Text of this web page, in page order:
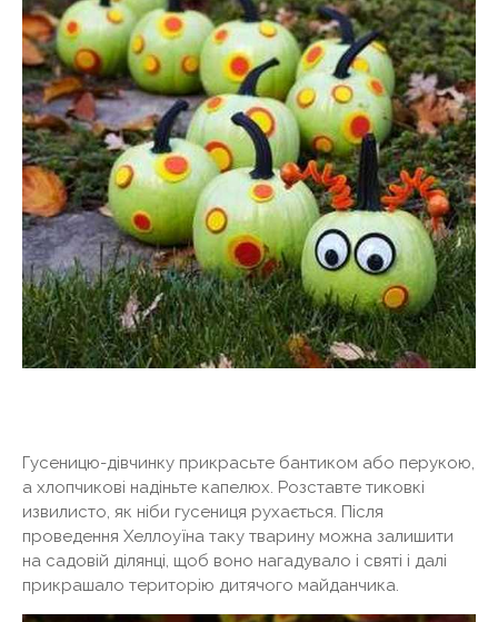
Гусеницю-дівчинку прикрасьте бантиком або перукою,
а хлопчикові надіньте капелюх. Розставте тиковкі
извилисто, як ніби гусениця рухається. Після
проведення Хеллоуїна таку тварину можна залишити
на садовій ділянці, щоб воно нагадувало і святі і далі
прикрашало територію дитячого майданчика.